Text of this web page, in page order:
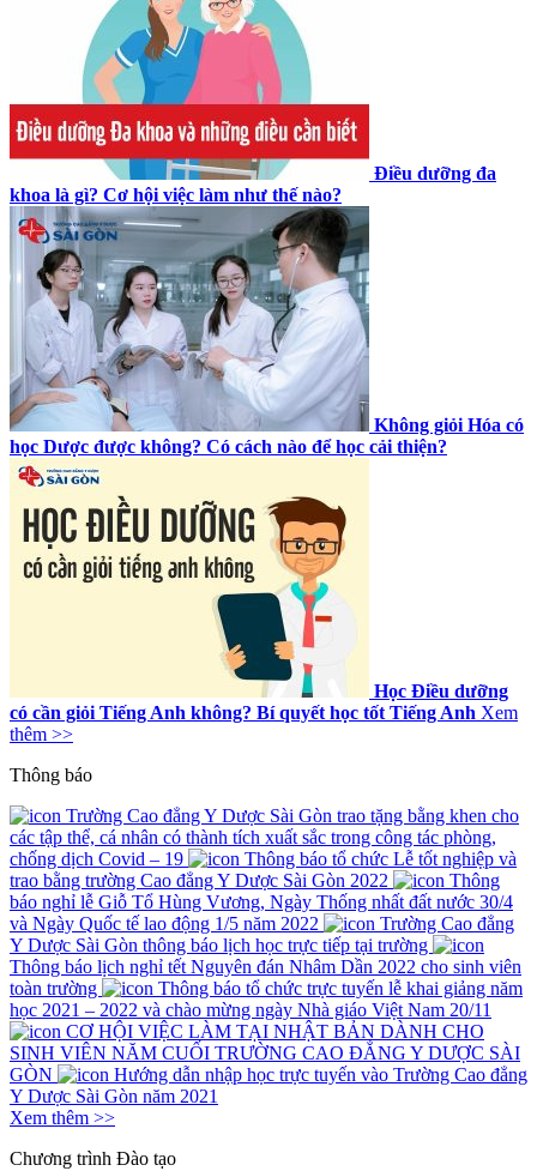
Điều dưỡng đa
khoa là gì? Cơ hội việc làm như thế nào?
Không giỏi Hóa có
học Dược được không? Có cách nào để học cải thiện?
Học Điều dưỡng
có cần giỏi Tiếng Anh không? Bí quyết học tốt Tiếng Anh Xem
thêm >>
Thông báo
Trường Cao đẳng Y Dược Sài Gòn trao tặng bằng khen cho
các tập thể, cá nhân có thành tích xuất sắc trong công tác phòng,
chống dịch Covid – 19
Thông báo tổ chức Lễ tốt nghiệp và
trao bằng trường Cao đẳng Y Dược Sài Gòn 2022
Thông
báo nghỉ lễ Giỗ Tổ Hùng Vương, Ngày Thống nhất đất nước 30/4
và Ngày Quốc tế lao động 1/5 năm 2022
Trường Cao đẳng
Y Dược Sài Gòn thông báo lịch học trực tiếp tại trường
Thông báo lịch nghỉ tết Nguyên đán Nhâm Dần 2022 cho sinh viên
toàn trường
Thông báo tổ chức trực tuyến lễ khai giảng năm
học 2021 – 2022 và chào mừng ngày Nhà giáo Việt Nam 20/11
CƠ HỘI VIỆC LÀM TẠI NHẬT BẢN DÀNH CHO
SINH VIÊN NĂM CUỐI TRƯỜNG CAO ĐẲNG Y DƯỢC SÀI
GÒN
Hướng dẫn nhập học trực tuyến vào Trường Cao đẳng
Y Dược Sài Gòn năm 2021
Xem thêm >>
Chương trình Đào tạo